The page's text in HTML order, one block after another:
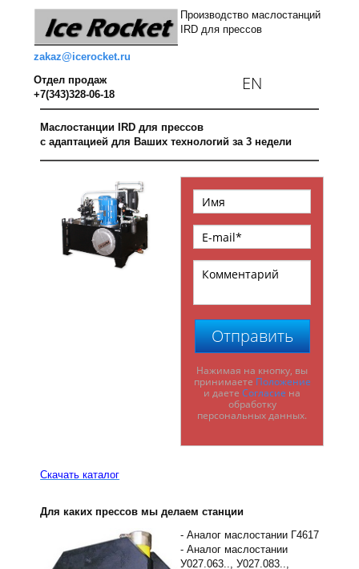
zakaz@icerocket.ru
Производство маслостанций
IRD для прессов
Отдел продаж
+7(343)328-06-18
EN
Маслостанции IRD для прессов
с адаптацией для Ваших технологий за 3 недели
Отправить
Нажимая на кнопку, вы
принимаете Положение
и даете Согласие на
обработку
персональных данных.
Скачать каталог
Для каких прессов мы делаем станции
- Аналог маслостании Г4617
- Аналог маслостании
У027.063.., У027.083..,